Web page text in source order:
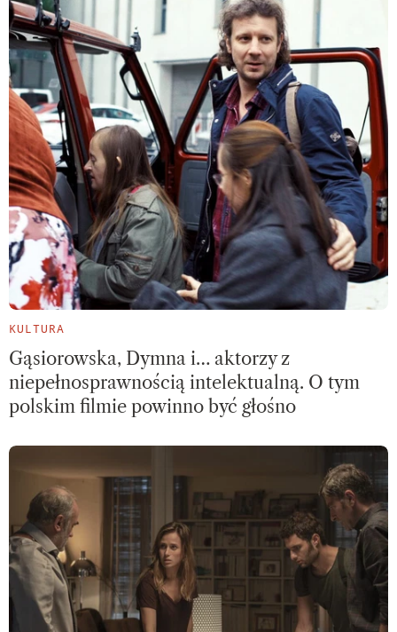
KULTURA
Gąsiorowska, Dymna i… aktorzy z
niepełnosprawnością intelektualną. O tym
polskim filmie powinno być głośno